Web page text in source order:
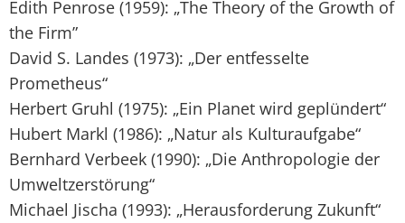
Edith Penrose (1959): „The Theory of the Growth of
the Firm”
David S. Landes (1973): „Der entfesselte
Prometheus“
Herbert Gruhl (1975): „Ein Planet wird geplündert“
Hubert Markl (1986): „Natur als Kulturaufgabe“
Bernhard Verbeek (1990): „Die Anthropologie der
Umweltzerstörung“
Michael Jischa (1993): „Herausforderung Zukunft“